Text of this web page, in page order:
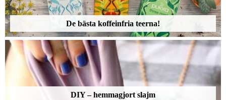
De bästa koffeinfria teerna!
DIY – hemmagjort slajm